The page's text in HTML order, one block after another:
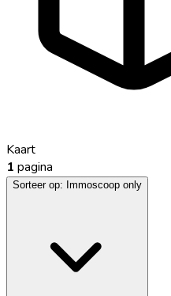
Kaart
1 pagina
Sorteer op: Immoscoop only